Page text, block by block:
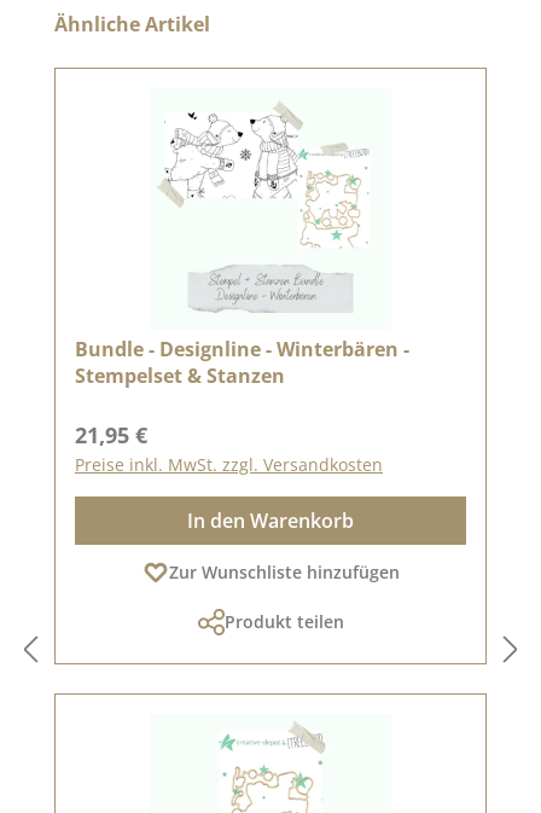
Produktgalerie überspringen
Ähnliche Artikel
Bundle - Designline - Winterbären -
Stempelset & Stanzen
Regulärer Preis:
21,95 €
Preise inkl. MwSt. zzgl. Versandkosten
In den Warenkorb
Zur Wunschliste hinzufügen
Produkt teilen